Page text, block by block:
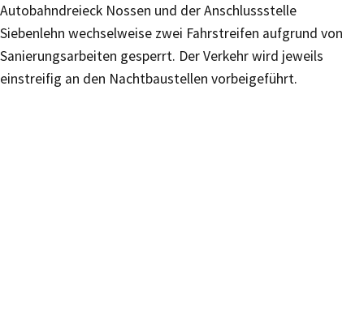
Autobahndreieck Nossen und der Anschlussstelle
Siebenlehn wechselweise zwei Fahrstreifen aufgrund von
Sanierungsarbeiten gesperrt. Der Verkehr wird jeweils
einstreifig an den Nachtbaustellen vorbeigeführt.